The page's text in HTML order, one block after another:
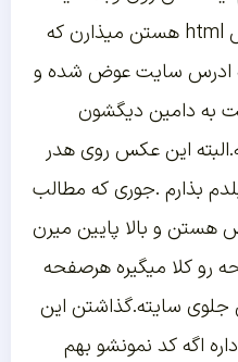
سایتی که کدهاش html هستن میذارن که
ادرس سایت عوض شده و
به دامین دیگشون
این عکس روی هدر
بذارم .جوری که مطالب
و بالا پایین میرن
کلا میگیره هرصفحه
سایته.گذاشتن این
اگه کد نمونشو بهم